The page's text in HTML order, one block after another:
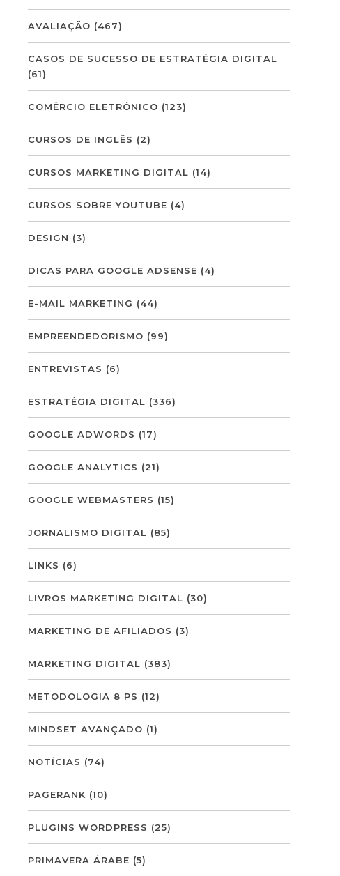
AVALIAÇÃO (467)
CASOS DE SUCESSO DE ESTRATÉGIA DIGITAL
(61)
COMÉRCIO ELETRÓNICO (123)
CURSOS DE INGLÊS (2)
CURSOS MARKETING DIGITAL (14)
CURSOS SOBRE YOUTUBE (4)
DESIGN (3)
DICAS PARA GOOGLE ADSENSE (4)
E-MAIL MARKETING (44)
EMPREENDEDORISMO (99)
ENTREVISTAS (6)
ESTRATÉGIA DIGITAL (336)
GOOGLE ADWORDS (17)
GOOGLE ANALYTICS (21)
GOOGLE WEBMASTERS (15)
JORNALISMO DIGITAL (85)
LINKS (6)
LIVROS MARKETING DIGITAL (30)
MARKETING DE AFILIADOS (3)
MARKETING DIGITAL (383)
METODOLOGIA 8 PS (12)
MINDSET AVANÇADO (1)
NOTÍCIAS (74)
PAGERANK (10)
PLUGINS WORDPRESS (25)
PRIMAVERA ÁRABE (5)